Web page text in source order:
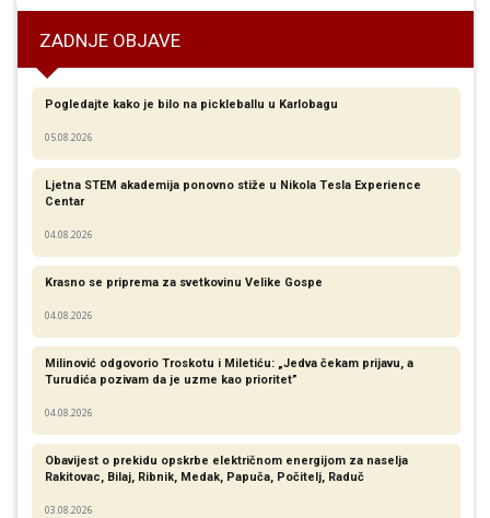
ZADNJE OBJAVE
Pogledajte kako je bilo na pickleballu u Karlobagu
05.08.2026
Ljetna STEM akademija ponovno stiže u Nikola Tesla Experience
Centar
04.08.2026
Krasno se priprema za svetkovinu Velike Gospe
04.08.2026
Milinović odgovorio Troskotu i Miletiću: „Jedva čekam prijavu, a
Turudića pozivam da je uzme kao prioritet”
04.08.2026
Obavijest o prekidu opskrbe električnom energijom za naselja
Rakitovac, Bilaj, Ribnik, Medak, Papuča, Počitelj, Raduč
03.08.2026